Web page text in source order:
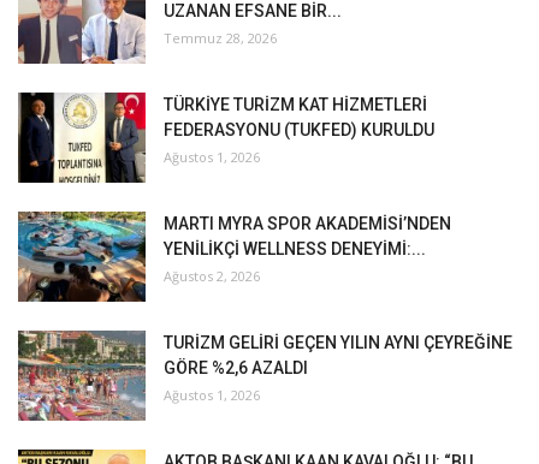
UZANAN EFSANE BİR...
Temmuz 28, 2026
TÜRKİYE TURİZM KAT HİZMETLERİ
FEDERASYONU (TUKFED) KURULDU
Ağustos 1, 2026
MARTI MYRA SPOR AKADEMİSİ’NDEN
YENİLİKÇİ WELLNESS DENEYİMİ:...
Ağustos 2, 2026
TURİZM GELİRİ GEÇEN YILIN AYNI ÇEYREĞİNE
GÖRE %2,6 AZALDI
Ağustos 1, 2026